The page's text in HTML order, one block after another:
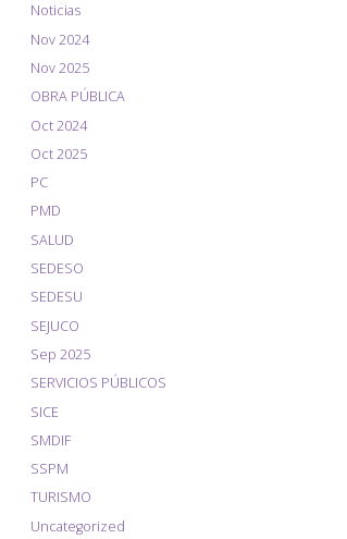
Noticias
Nov 2024
Nov 2025
OBRA PÚBLICA
Oct 2024
Oct 2025
PC
PMD
SALUD
SEDESO
SEDESU
SEJUCO
Sep 2025
SERVICIOS PÚBLICOS
SICE
SMDIF
SSPM
TURISMO
Uncategorized